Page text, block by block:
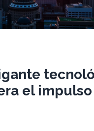
el impulso